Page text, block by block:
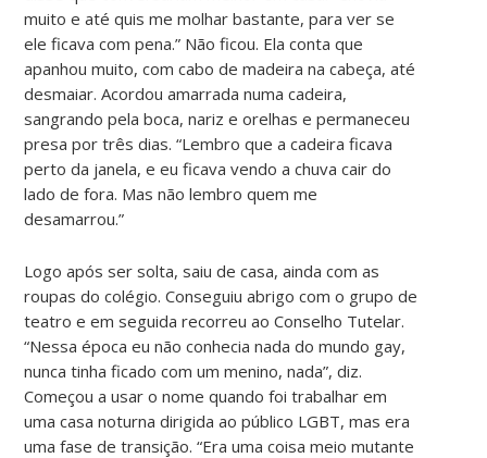
muito e até quis me molhar bastante, para ver se
ele ficava com pena.” Não ficou. Ela conta que
apanhou muito, com cabo de madeira na cabeça, até
desmaiar. Acordou amarrada numa cadeira,
sangrando pela boca, nariz e orelhas e permaneceu
presa por três dias. “Lembro que a cadeira ficava
perto da janela, e eu ficava vendo a chuva cair do
lado de fora. Mas não lembro quem me
desamarrou.”
Logo após ser solta, saiu de casa, ainda com as
roupas do colégio. Conseguiu abrigo com o grupo de
teatro e em seguida recorreu ao Conselho Tutelar.
“Nessa época eu não conhecia nada do mundo gay,
nunca tinha ficado com um menino, nada”, diz.
Começou a usar o nome quando foi trabalhar em
uma casa noturna dirigida ao público LGBT, mas era
uma fase de transição. “Era uma coisa meio mutante